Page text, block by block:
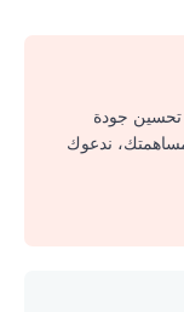
تحسين جودة
مساهمتك، ندعوك